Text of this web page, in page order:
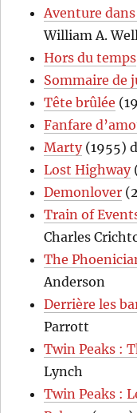
Aventure
William A.
Hors du temps
Sommaire de
Tête brûlée
Fanfare
Marty(1955)
Lost Highway
Demonlover
Train of
Charles
The
Anderson
Derrière les
Parrott
Twin Peaks :
Lynch
Twin Peaks :